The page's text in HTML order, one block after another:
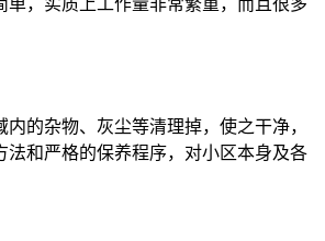
的杂物、灰尘等清理掉，使之干净，
和严格的保养程序，对小区本身及各